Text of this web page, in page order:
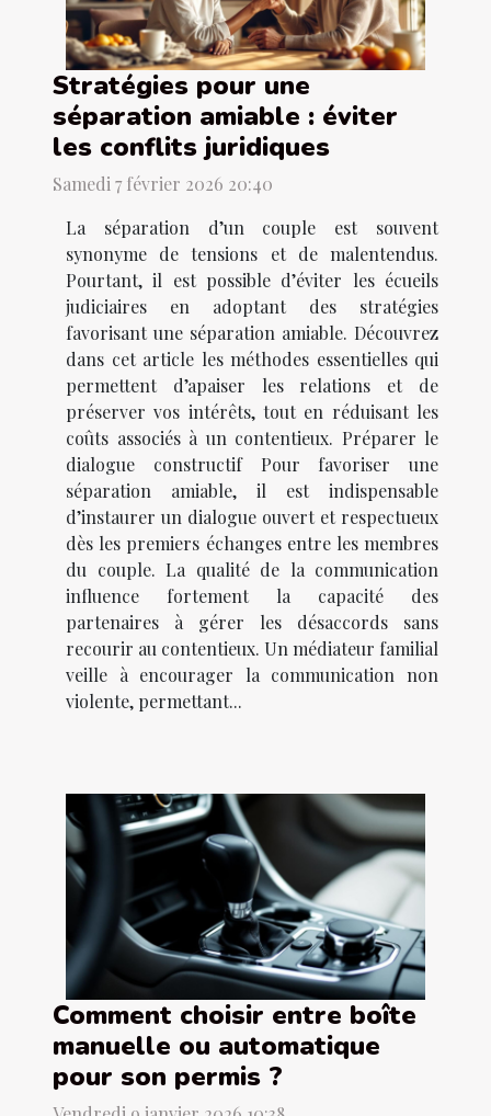
Stratégies pour une
séparation amiable : éviter
les conflits juridiques
Samedi 7 février 2026 20:40
La séparation d’un couple est souvent
synonyme de tensions et de malentendus.
Pourtant, il est possible d’éviter les écueils
judiciaires en adoptant des stratégies
favorisant une séparation amiable. Découvrez
dans cet article les méthodes essentielles qui
permettent d’apaiser les relations et de
préserver vos intérêts, tout en réduisant les
coûts associés à un contentieux. Préparer le
dialogue constructif Pour favoriser une
séparation amiable, il est indispensable
d’instaurer un dialogue ouvert et respectueux
dès les premiers échanges entre les membres
du couple. La qualité de la communication
influence fortement la capacité des
partenaires à gérer les désaccords sans
recourir au contentieux. Un médiateur familial
veille à encourager la communication non
violente, permettant...
Comment choisir entre boîte
manuelle ou automatique
pour son permis ?